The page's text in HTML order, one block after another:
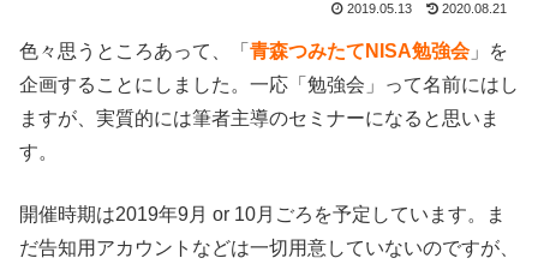
2019.05.13 2020.08.21
色々思うところあって、「 青森つみたてNISA勉強会」を
企画することにしました。一応「勉強会」って名前にはし
ますが、実質的には筆者主導のセミナーになると思いま
す。
開催時期は2019年9月 or 10月ごろを予定しています。ま
だ告知用アカウントなどは一切用意していないのですが、